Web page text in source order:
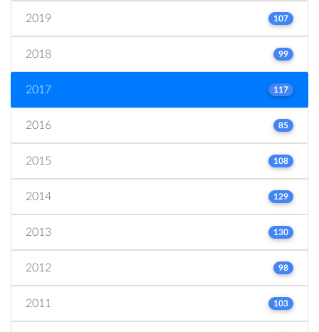
2019 107
2018 99
2017 117
2016 85
2015 108
2014 129
2013 130
2012 98
2011 103